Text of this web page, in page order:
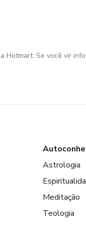
Se você vir
Astrologia
Meditação
Teologia